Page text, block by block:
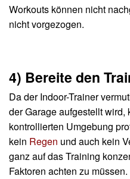
Workouts können nicht
nicht vorgezogen.
4) Bereite den
Da der Indoor-Trainer
der Garage aufgestellt wird,
kontrollierten Umgebung
kein Regen und auch kein
ganz auf das Training
Faktoren achten zu müssen.